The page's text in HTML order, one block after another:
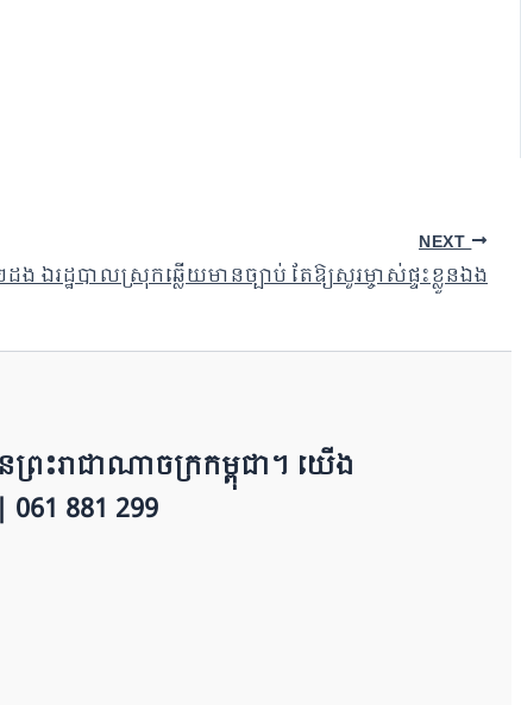
NEXT
រដ្ឋបាលស្រុកឆ្លើយមានច្បាប់ តែឱ្យសួរម្ចាស់ផ្ទះខ្លួនឯង
ះរាជាណាចក្រ​ក​ម្ពុជា។ យើ​ង​​​​​
881 299